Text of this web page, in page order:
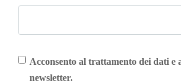
Acconsento al trattamento dei dati e
newsletter.